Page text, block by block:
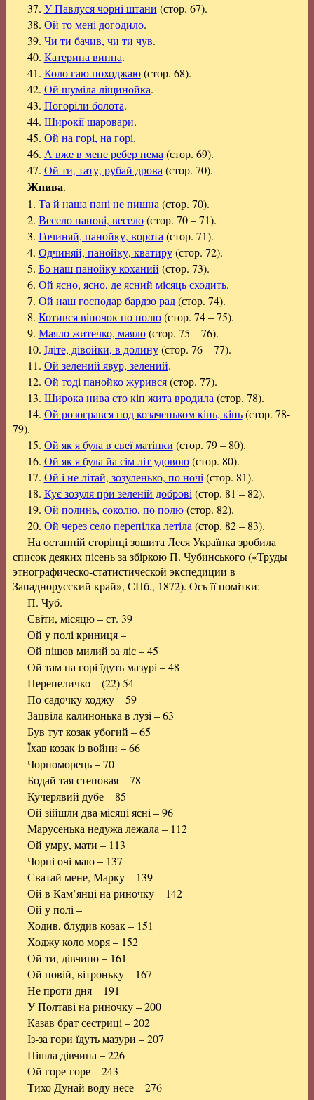
37. У Павлуся чорні штани (стор. 67).
38. Ой то мені догодило.
39. Чи ти бачив, чи ти чув.
40. Катерина винна.
41. Коло гаю походжаю(стор. 68).
42. Ой шуміла ліщинойка.
43. Погоріли болота.
44. Широкії шаровари.
45. Ой на горі, на горі.
46. А вже в мене ребер нема (стор. 69).
47. Ой ти, тату, рубай дрова (стор. 70).
Жнива.
1. Та й наша пані не пишна (стор. 70).
2. Весело панові, весело(стор. 70 – 71).
3. Гочиняй, панойку, ворота (стор. 71).
4. Одчиняй, панойку, кватиру(стор. 72).
5. Бо наш панойку коханий (стор. 73).
6. Ой ясно, ясно, де ясний місяць сходить.
7. Ой наш господар бардзо рад(стор. 74).
8. Котився віночок по полю(стор. 74 – 75).
9. Маяло житечко, маяло(стор. 75 – 76).
10. Ідіте, дівойки, в долину(стор. 76 – 77).
11. Ой зелений явур, зелений.
12. Ой тоді панойко журився(стор. 77).
13. Широка нива сто кіп жита вродила (стор. 78).
14. Ой розогрався под козаченьком кінь, кінь(стор. 78-
79).
15. Ой як я була в свеї матінки (стор. 79 – 80).
16. Ой як я була йа сім літ удовою(стор. 80).
17. Ой і не літай, зозуленько, по ночі (стор. 81).
18. Кує зозуля при зеленій доброві (стор. 81 – 82).
19. Ой полинь, соколю, по полю(стор. 82).
20. Ой через село перепілка летіла (стор. 82 – 83).
На останній сторінці зошита Леся Українка зробила
список деяких пісень за збіркою П. Чубинського («Труды
этнографическо-статистической экспедиции в
Западнорусский край», СПб., 1872). Ось її помітки:
П. Чуб.
Світи, місяцю – ст. 39
Ой у полі криниця –
Ой пішов милий за ліс – 45
Ой там на горі їдуть мазурі – 48
Перепеличко – (22) 54
По садочку ходжу – 59
Зацвіла калинонька в лузі – 63
Був тут козак убогий – 65
Їхав козак із войни – 66
Чорноморець – 70
Бодай тая степовая – 78
Кучерявий дубе – 85
Ой зійшли два місяці ясні – 96
Марусенька недужа лежала – 112
Ой умру, мати – 113
Чорні очі маю – 137
Сватай мене, Марку – 139
Ой в Кам’янці на риночку – 142
Ой у полі –
Ходив, блудив козак – 151
Ходжу коло моря – 152
Ой ти, дівчино – 161
Ой повій, вітроньку – 167
Не проти дня – 191
У Полтаві на риночку – 200
Казав брат сестриці – 202
Із-за гори їдуть мазури – 207
Пішла дівчина – 226
Ой горе-горе – 243
Тихо Дунай воду несе – 276